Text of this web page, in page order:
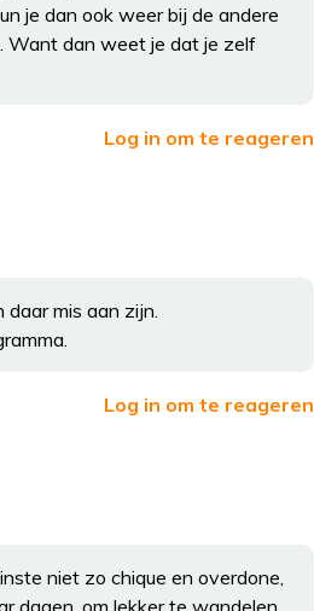
je dan ook weer bij de andere
Want dan weet je dat je zelf
Log in om te reageren
mis aan zijn.
Log in om te reageren
niet zo chique en overdone,